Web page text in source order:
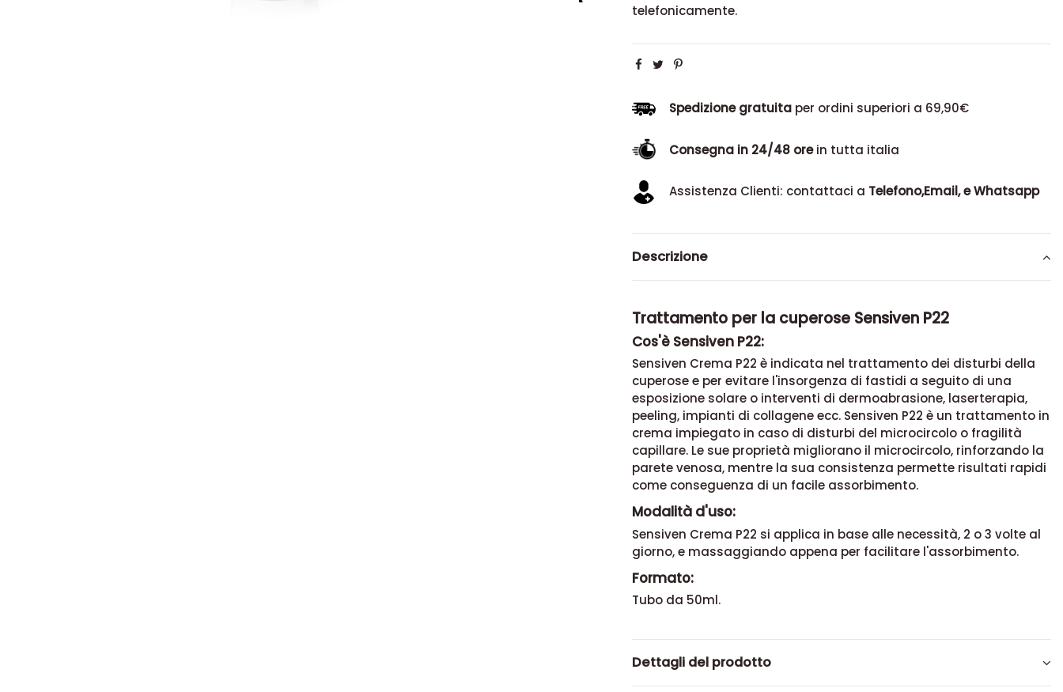
telefonicamente.
Spedizione gratuitaper ordini superiori a 69,90€
Consegna in 24/48 orein tutta italia
Assistenza Clienti: contattaci a Telefono,Email, e Whatsapp
Descrizione
Trattamento per la cuperose Sensiven P22
Cos'è Sensiven P22:
Sensiven Crema P22 è indicata nel trattamento dei disturbi della
cuperose e per evitare l'insorgenza di fastidi a seguito di una
esposizione solare o interventi di dermoabrasione, laserterapia,
peeling, impianti di collagene ecc. Sensiven P22 è un trattamento in
crema impiegato in caso di disturbi del microcircolo o fragilità
capillare. Le sue proprietà migliorano il microcircolo, rinforzando la
parete venosa, mentre la sua consistenza permette risultati rapidi
come conseguenza di un facile assorbimento.
Modalità d'uso:
Sensiven Crema P22 si applica in base alle necessità, 2 o 3 volte al
giorno, e massaggiando appena per facilitare l'assorbimento.
Formato:
Tubo da 50ml.
Dettagli del prodotto